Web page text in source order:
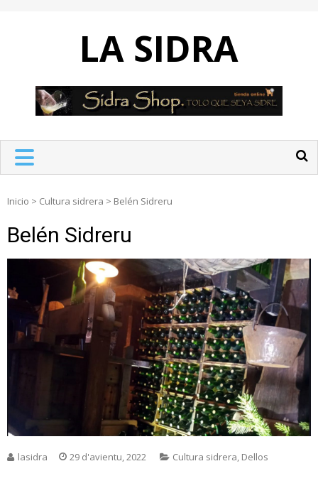
LA SIDRA
Inicio > Cultura sidrera > Belén Sidreru
Belén Sidreru
lasidra 29 d'avientu, 2022 Cultura sidrera, Dellos